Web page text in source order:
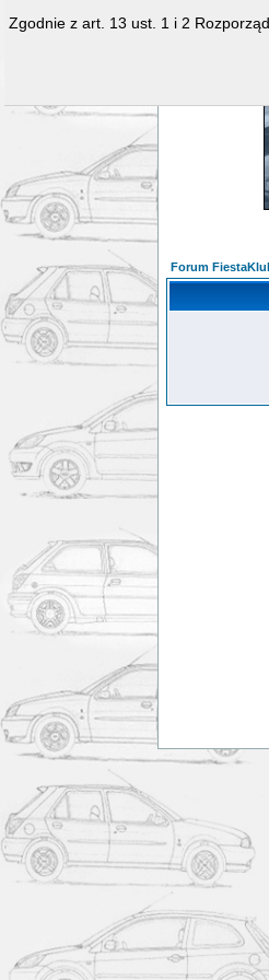
Forum
Zgodnie z art. 13 ust. 1 i 2